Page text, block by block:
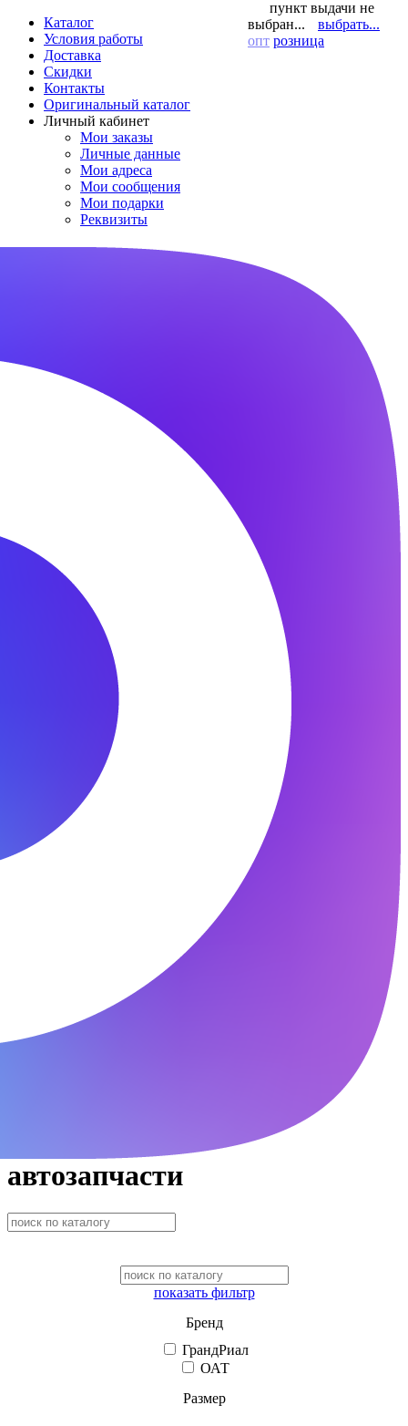
Каталог
Условия работы
Доставка
Скидки
Контакты
Оригинальный каталог
Личный кабинет
Мои заказы
Личные данные
Мои адреса
Мои сообщения
Мои подарки
Реквизиты
пункт выдачи не
выбран...
выбрать...
опт розница
автозапчасти
показать фильтр
Бренд
ГрандРиал
ОАТ
Размер